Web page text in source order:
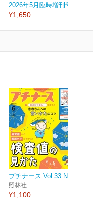
2026年5月臨時増刊号
¥1,650
プチナース Vol.33 No.7
照林社
¥1,100